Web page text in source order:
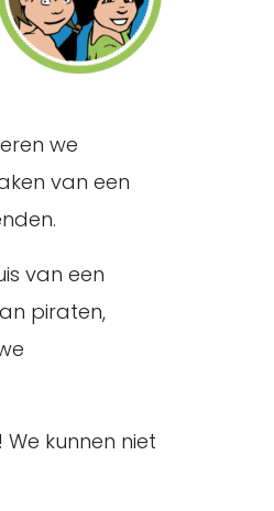
we
van een
van een
piraten,
kunnen niet